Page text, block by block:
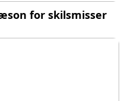
for skilsmisser